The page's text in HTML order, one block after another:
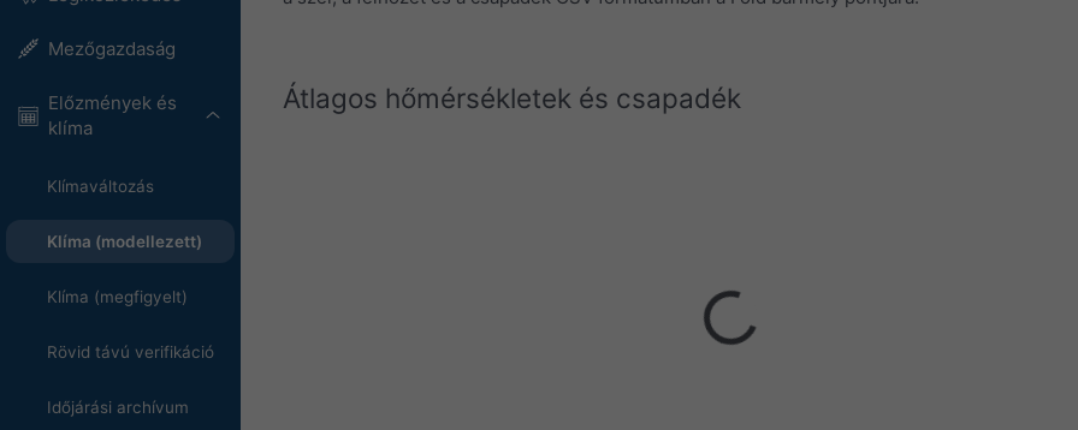
Mezőgazdaság
Előzmények és
klíma
Klímaváltozás
Klíma (modellezett)
Klíma (megfigyelt)
Rövid távú verifikáció
Időjárási archívum
Átlagos hőmérsékletek és csapadék